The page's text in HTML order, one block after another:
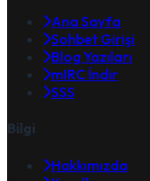
Ana Sayfa
Sohbet Girişi
Blog Yazıları
mIRC İndir
SSS
Bilgi
Hakkımızda